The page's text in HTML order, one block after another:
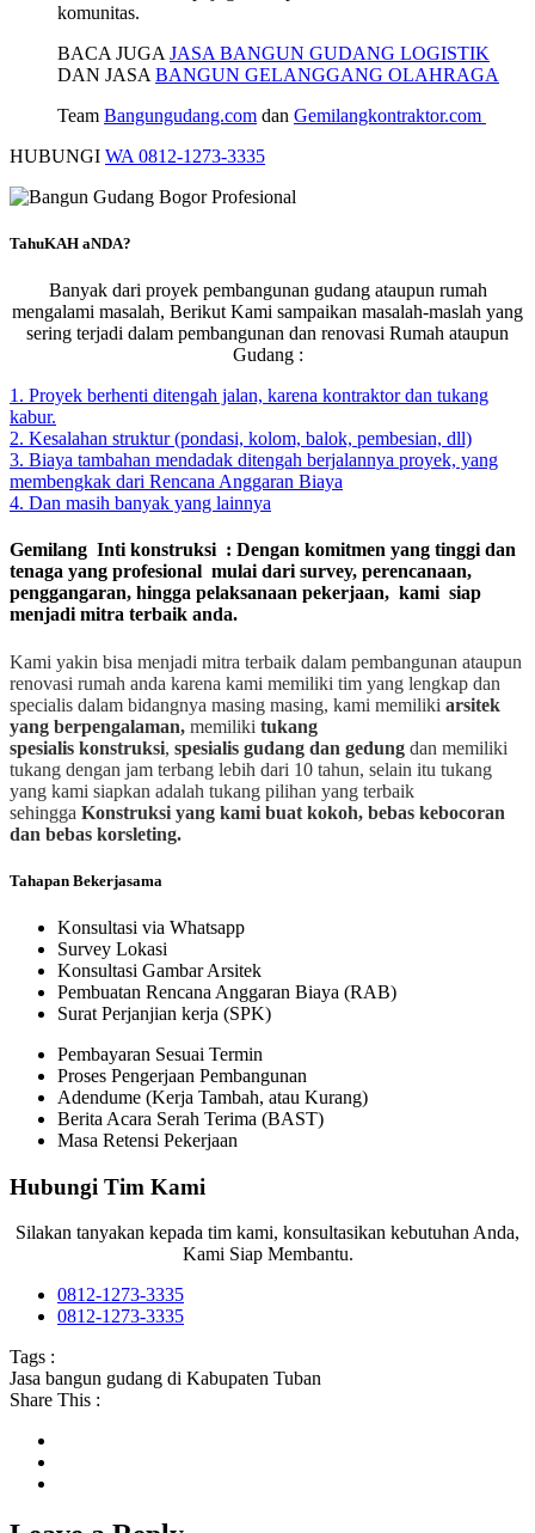
komunitas.
BACA JUGA JASA BANGUN GUDANG LOGISTIK
DAN JASA BANGUN GELANGGANG OLAHRAGA
Team Bangungudang.com dan Gemilangkontraktor.com
HUBUNGI WA 0812-1273-3335
TahuKAH aNDA?
Banyak dari proyek pembangunan gudang ataupun rumah
mengalami masalah, Berikut Kami sampaikan masalah-maslah yang
sering terjadi dalam pembangunan dan renovasi Rumah ataupun
Gudang :
1. Proyek berhenti ditengah jalan, karena kontraktor dan tukang
kabur.
2. Kesalahan struktur (pondasi, kolom, balok, pembesian, dll)
3. Biaya tambahan mendadak ditengah berjalannya proyek, yang
membengkak dari Rencana Anggaran Biaya
4. Dan masih banyak yang lainnya
Gemilang Inti konstruksi : Dengan komitmen yang tinggi dan
tenaga yang profesional mulai dari survey, perencanaan,
penggangaran, hingga pelaksanaan pekerjaan, kami siap
menjadi mitra terbaik anda.
Kami yakin bisa menjadi mitra terbaik dalam pembangunan ataupun
renovasi rumah anda karena kami memiliki tim yang lengkap dan
specialis dalam bidangnya masing masing, kami memiliki arsitek
yang berpengalaman, memiliki tukang
spesialis konstruksi, spesialis gudang dan gedung dan memiliki
tukang dengan jam terbang lebih dari 10 tahun, selain itu tukang
yang kami siapkan adalah tukang pilihan yang terbaik
sehingga Konstruksi yang kami buat kokoh, bebas kebocoran
dan bebas korsleting.
Tahapan Bekerjasama
Konsultasi via Whatsapp
Survey Lokasi
Konsultasi Gambar Arsitek
Pembuatan Rencana Anggaran Biaya (RAB)
Surat Perjanjian kerja (SPK)
Pembayaran Sesuai Termin
Proses Pengerjaan Pembangunan
Adendume (Kerja Tambah, atau Kurang)
Berita Acara Serah Terima (BAST)
Masa Retensi Pekerjaan
Hubungi Tim Kami
Silakan tanyakan kepada tim kami, konsultasikan kebutuhan Anda,
Kami Siap Membantu.
0812-1273-3335
0812-1273-3335
Tags :
Jasa bangun gudang di Kabupaten Tuban
Share This :